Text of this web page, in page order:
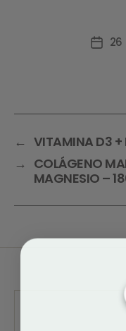
26
← VITAMINA D3
→ COLÁGENO
MAGNESIO –